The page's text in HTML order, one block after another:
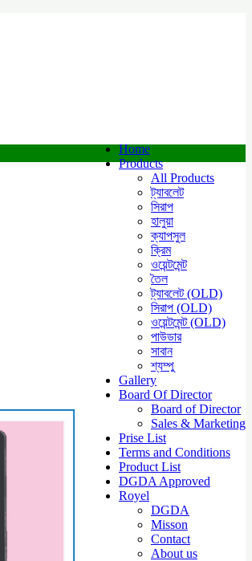
Home
Products
All Products
ট্যাবলেট
সিরাপ
হালুয়া
ক্যাপসুল
ক্রিম
ওয়েন্টমেন্ট
তৈল
ট্যাবলেট (OLD)
সিরাপ (OLD)
ওয়েন্টমেন্ট (OLD)
পাউডার
সাবান
শ্যম্পু
Gallery
Board Of Director
Board of Director
Sales & Marketing
Prise List
Terms and Conditions
Product List
DGDA Approved
Royel
DGDA
Misson
Contact
About us